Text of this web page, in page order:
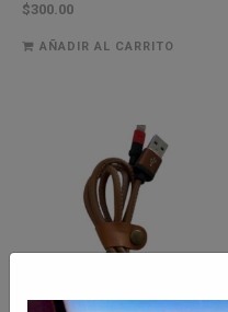
$300.00
AÑADIR AL CARRITO